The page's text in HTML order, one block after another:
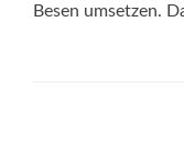
Besen umsetzen.